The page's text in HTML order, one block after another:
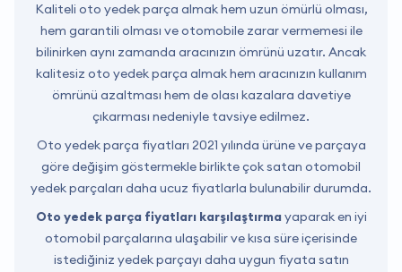
Kaliteli oto yedek parça almak hem uzun ömürlü olması,
hem garantili olması ve otomobile zarar vermemesi ile
bilinirken aynı zamanda aracınızın ömrünü uzatır. Ancak
kalitesiz oto yedek parça almak hem aracınızın kullanım
ömrünü azaltması hem de olası kazalara davetiye
çıkarması nedeniyle tavsiye edilmez.
Oto yedek parça fiyatları 2021 yılında ürüne ve parçaya
göre değişim göstermekle birlikte çok satan otomobil
yedek parçaları daha ucuz fiyatlarla bulunabilir durumda.
Oto yedek parça fiyatları karşılaştırma yaparak en iyi
otomobil parçalarına ulaşabilir ve kısa süre içerisinde
istediğiniz yedek parçayı daha uygun fiyata satın